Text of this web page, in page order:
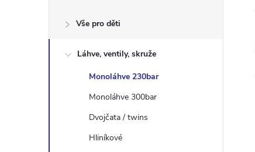
Vše pro děti
Láhve, ventily, skruže
Monoláhve 230bar
Monoláhve 300bar
Dvojčata / twins
Hliníkové